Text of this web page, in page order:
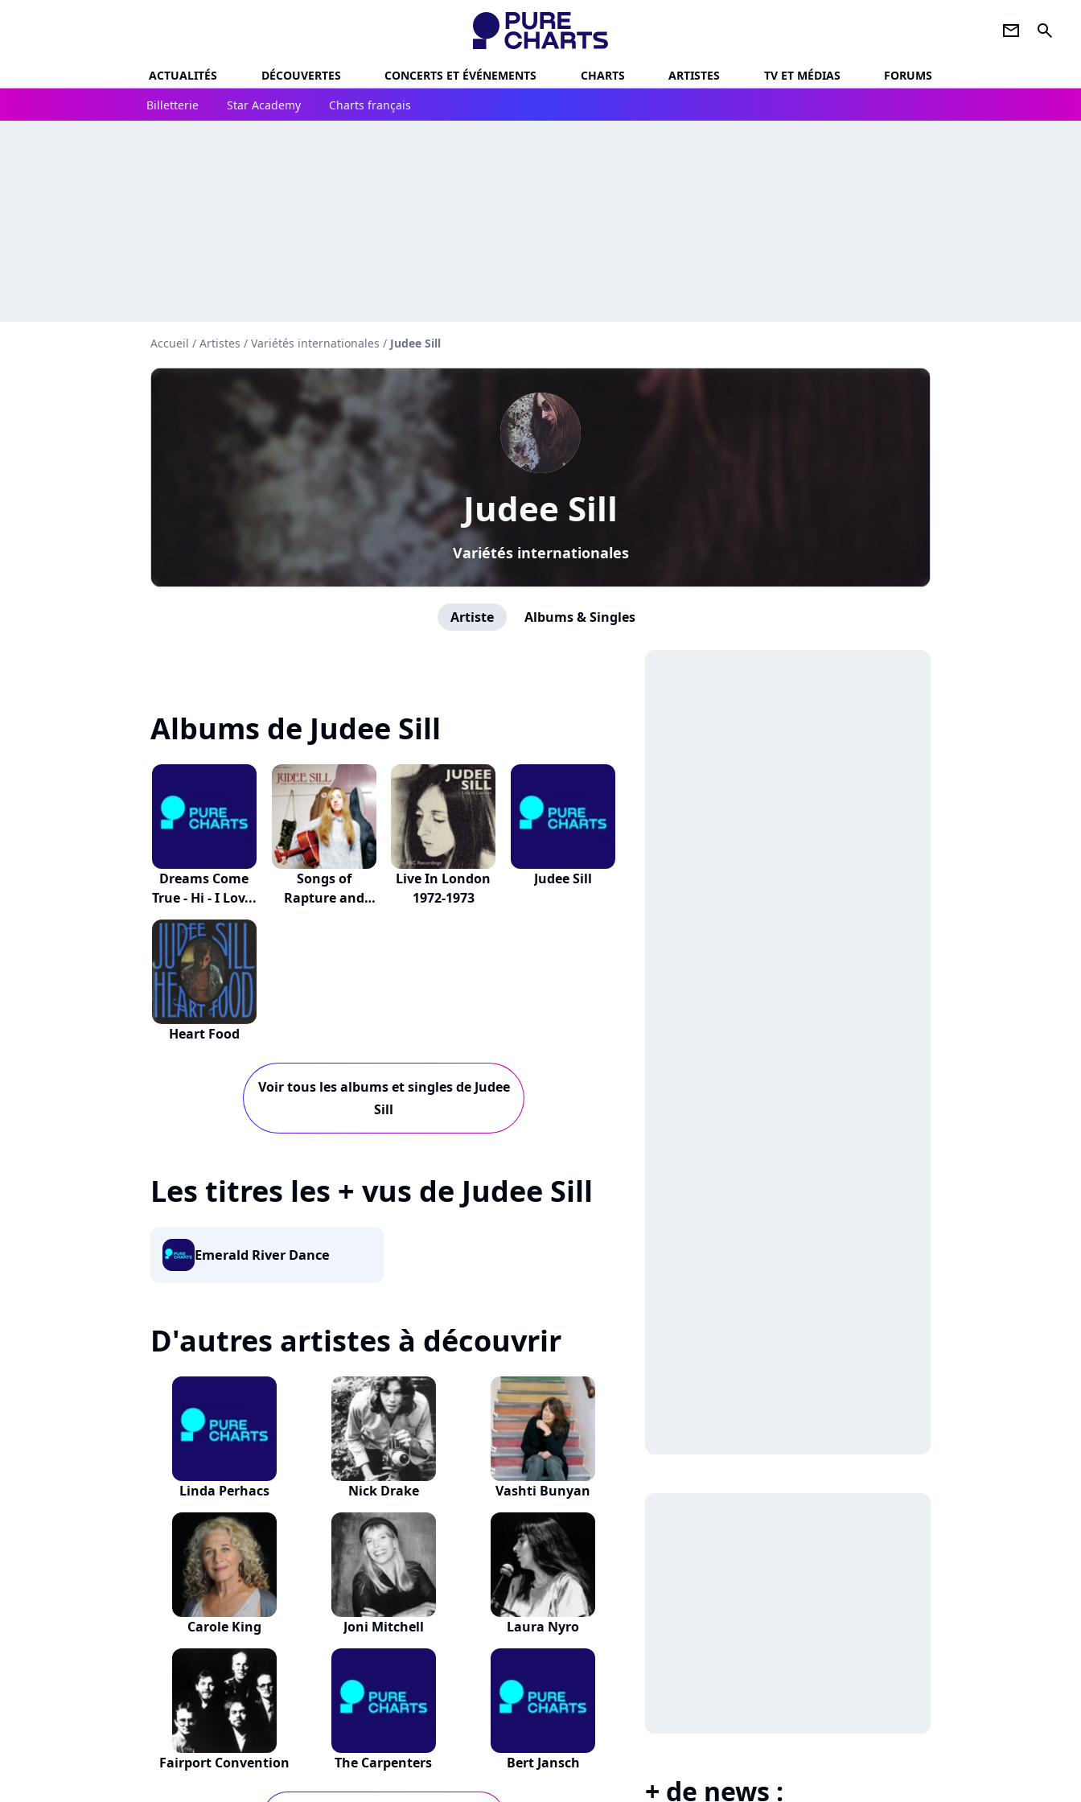
newsletter search
ACTUALITÉS DÉCOUVERTES CONCERTS ET ÉVÉNEMENTS CHARTS ARTISTES TV ET MÉDIAS
FORUMS
Billetterie
Star Academy Charts français
Accueil / Artistes / Variétés internationales / Judee Sill
Judee Sill
Variétés internationales
Artiste Albums & Singles
Albums de Judee Sill
Dreams Come
True - Hi - I Lov...
Songs of
Rapture and
Live In London
1972-1973
Judee Sill
Heart Food
Voir tous les albums et singles de Judee
Sill
Les titres les + vus de Judee Sill
Emerald River Dance
D'autres artistes à découvrir
Linda Perhacs Nick Drake Vashti Bunyan
Carole King Joni Mitchell Laura Nyro
Fairport Convention The Carpenters Bert Jansch
+ de news :